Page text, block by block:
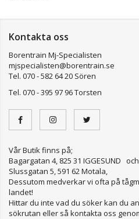
Kontakta oss
Borentrain Mj-Specialisten
mjspecialisten@borentrain.se
Tel. 070 - 582 64 20 Sören
Tel. 070 - 395 97 96 Torsten
Vår Butik finns på;
Bagargatan 4, 825 31 IGGESUND
Slussgatan 5, 591 62 Motala,
Dessutom medverkar vi ofta på
landet!
Hittar du inte vad du söker kan du
sökrutan eller så kontakta oss